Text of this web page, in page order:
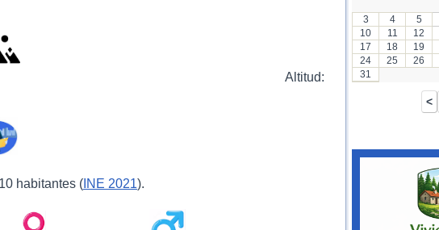
Altitud:
habitantes ( INE 2021).
3
4 5
10
11 12
17
18 19
24
25 26
31